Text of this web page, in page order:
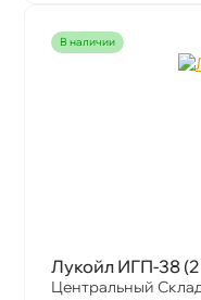
наличии
Лукойл ИГП-38
Центральный Склад